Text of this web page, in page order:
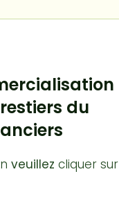
du
veuillez cliquer sur